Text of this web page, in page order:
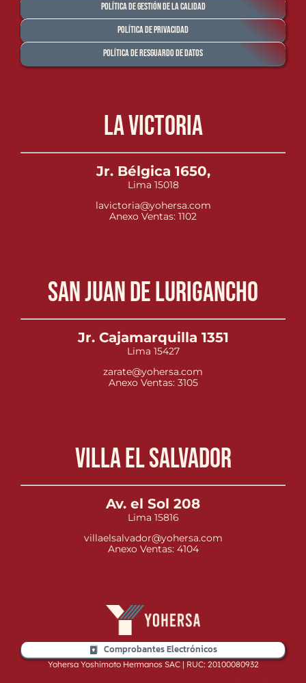
Política de Gestión de la Calidad
Política de Privacidad
Política de Resguardo de Datos
La Victoria
Jr. Bélgica 1650,
Lima 15018
lavictoria@yohersa.com
Anexo Ventas: 1102
San Juan de Lurigancho
Jr. Cajamarquilla 1351
Lima 15427
zarate@yohersa.com
Anexo Ventas: 3105
Villa el Salvador
Av. el Sol 208
Lima 15816
villaelsalvador@yohersa.com
Anexo Ventas: 4104
Comprobantes Electrónicos
Yohersa Yoshimoto Hermanos SAC | RUC: 20100080932